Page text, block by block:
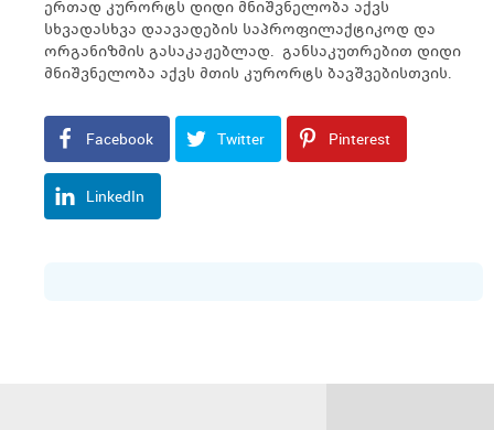
ერთად კურორტს დიდი მნიშვნელობა აქვს
სხვადასხვა დაავადების საპროფილაქტიკოდ და
ორგანიზმის გასაკაჟებლად. განსაკუთრებით დიდი
მნიშვნელობა აქვს მთის კურორტს ბავშვებისთვის.
Facebook Twitter Pinterest
LinkedIn